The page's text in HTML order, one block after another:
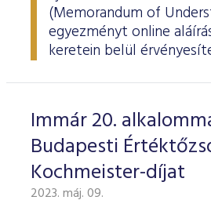
(Memorandum of
egyezményt online
keretein belül
Immár 20.
Budapesti
Kochmeister-díjat
2023. máj. 09.